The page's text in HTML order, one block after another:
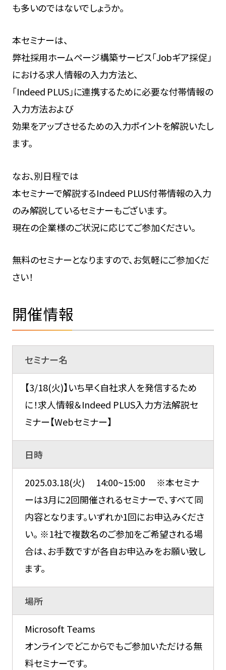
も多いのではないでしょうか。
本セミナーは、
弊社採用ホームページ構築サービス「Jobギア採促」
における求人情報の入力方法と、
「Indeed PLUS」に連携するために必要な付帯情報の
入力方法および
効果をアップさせるための入力ポイントを解説いたし
ます。
なお、別日程では
本セミナーで解説するIndeed PLUS付帯情報の入力
のみ解説しているセミナーもございます。
現在の企業様のご状況に応じてご参加ください。
無料のセミナーとなりますので、お気軽にご参加くだ
さい！
開催情報
セミナー名
【3/18(火)】いち早く自社求人を発信するため
に！求人情報＆Indeed PLUS入力方法解説セ
ミナー【Webセミナー】
日時
2025.03.18(火) 14:00~15:00 ※本セミナ
ーは3月に2回開催されるセミナーで、すべて同
内容となります。いずれか1回にお申込みくださ
い。 ※1社で複数名のご参加をご希望される場
合は、お手数ですが各自お申込みをお願い致し
ます。
場所
Microsoft Teams
オンラインでどこからでもご参加いただける無
料セミナーです。